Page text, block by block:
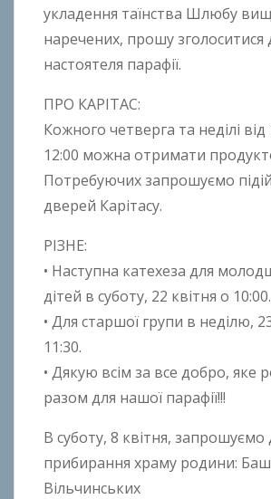
укладення таїнства Шлюбу
наречених, прошу зголоситися
настоятеля парафії.
ПРО КАРІТАС:
Кожного четверга та неділі від
12:00 можна отримати
Потребуючих запрошуємо
дверей Карітасу.
РІЗНЕ:
• Наступна катехеза для
дітей в суботу, 22 квітня о 10:00.
• Для старшої групи в неділю,
11:30.
• Дякую всім за все добро, яке
разом для нашої парафії!!!
В суботу, 8 квітня, запрошуємо
прибирання храму родини:
Вільчинських